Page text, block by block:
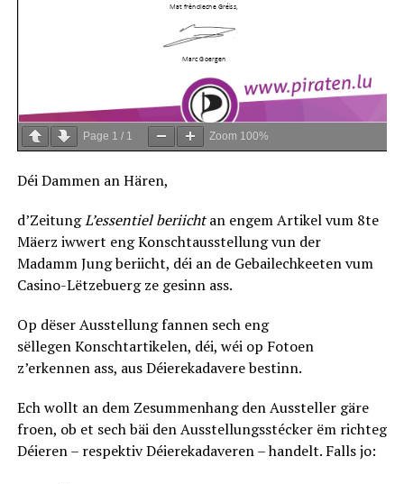
Page 1 / 1 Zoom 100%
Déi Dammen an Hären,
d’ZeitungL’essentiel beriichtan engem Artikel vum 8te
Mäerz iwwert eng Konschtausstellung vun der
Madamm Jung beriicht, déi an de Gebailechkeeten vum
Casino-Lëtzebuerg ze gesinn ass.
Op dëser Ausstellung fannen sech eng
sëllegen Konschtartikelen, déi, wéi op Fotoen
z’erkennen ass, aus Déierekadavere bestinn.
Ech wollt an dem Zesummenhang den Aussteller gäre
froen, ob et sech bäi den Ausstellungsstécker ëm richteg
Déieren – respektiv Déierekadaveren – handelt. Falls jo: